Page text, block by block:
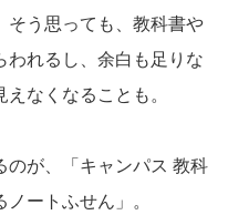
そう思っても、教科書や
われるし、余白も足りな
なくなることも。
のが、「キャンパス 教科
ートふせん」。